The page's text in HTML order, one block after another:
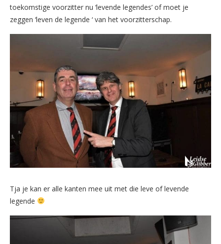
toekomstige voorzitter nu ‘levende legendes’ of moet je
zeggen ‘leven de legende ‘ van het voorzitterschap.
Tja je kan er alle kanten mee uit met die leve of levende
legende